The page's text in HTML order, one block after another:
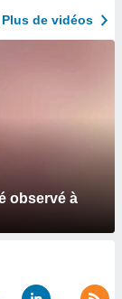
Plus de vidéos
observé à